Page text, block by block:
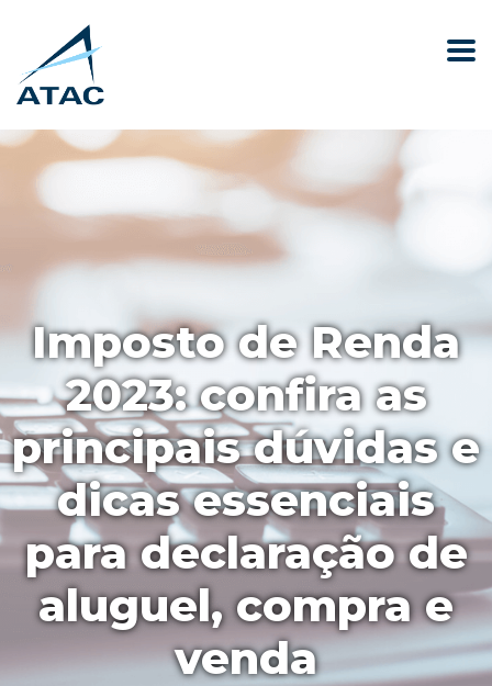
Imposto de Renda
2023: confira as
principais dúvidas e
dicas essenciais
para declaração de
aluguel, compra e
venda